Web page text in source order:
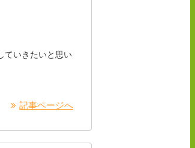
ていきたいと思い
記事ページへ